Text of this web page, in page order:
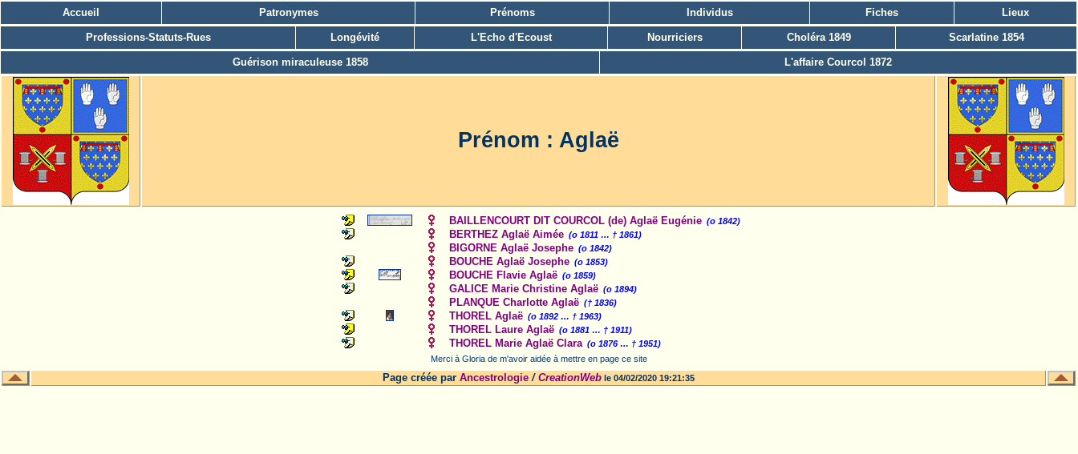
Accueil Patronymes Prénoms Individus Fiches Lieux
Professions-Statuts-Rues Longévité L'Echo d'Ecoust Nourriciers Choléra 1849 Scarlatine 1854
Guérison miraculeuse 1858 L'affaire Courcol 1872
Prénom : Aglaë
BAILLENCOURT DIT COURCOL (de) Aglaë Eugénie (o 1842)
BERTHEZ Aglaë Aimée (o 1811 … † 1861)
BIGORNE Aglaë Josephe (o 1842)
BOUCHE Aglaë Josephe (o 1853)
BOUCHE Flavie Aglaë (o 1859)
GALICE Marie Christine Aglaë (o 1894)
PLANQUE Charlotte Aglaë († 1836)
THOREL Aglaë (o 1892 … † 1963)
THOREL Laure Aglaë (o 1881 … † 1911)
THOREL Marie Aglaë Clara (o 1876 … † 1951)
Merci à Gloria de m'avoir aidée à mettre en page ce site
Page créée par Ancestrologie/ CreationWeble 04/02/2020 19:21:35